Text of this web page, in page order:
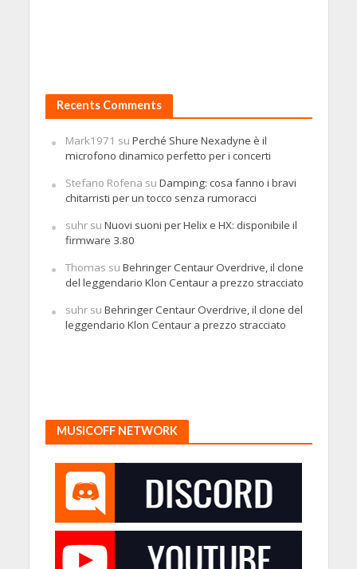
Recents Comments
Mark1971 su Perché Shure Nexadyne è il
microfono dinamico perfetto per i concerti
Stefano Rofena su Damping: cosa fanno i bravi
chitarristi per un tocco senza rumoracci
suhrsu Nuovi suoni per Helix e HX: disponibile il
firmware 3.80
Thomas su Behringer Centaur Overdrive, il clone
del leggendario Klon Centaur a prezzo stracciato
suhrsu Behringer Centaur Overdrive, il clone del
leggendario Klon Centaur a prezzo stracciato
MUSICOFF NETWORK